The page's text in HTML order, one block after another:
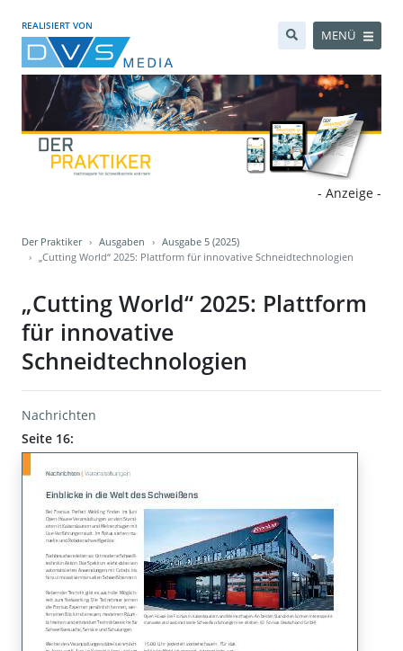
REALISIERT VON
MENÜ
- Anzeige -
Der Praktiker Ausgaben
Ausgabe 5 (2025)
„Cutting World“ 2025: Plattform für innovative Schneidtechnologien
„Cutting World“ 2025: Plattform
für innovative
Schneidtechnologien
Nachrichten
Seite 16: